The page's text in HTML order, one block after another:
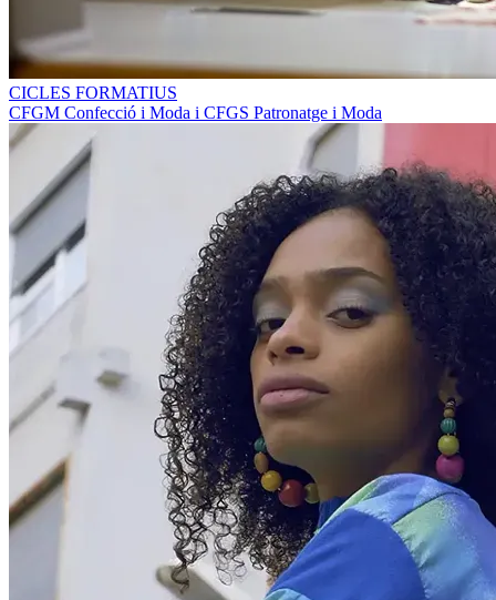
CICLES FORMATIUS
CFGM Confecció i Moda i CFGS Patronatge i Moda